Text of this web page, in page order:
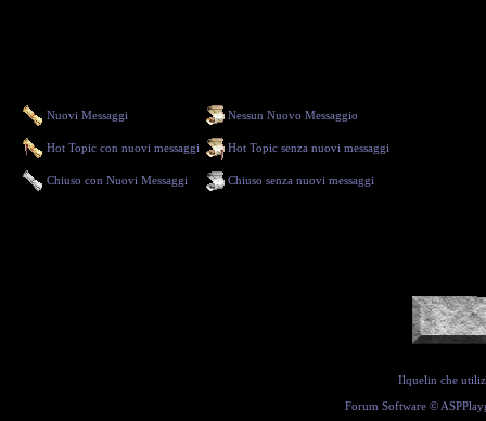
Nuovi Messaggi Nessun Nuovo Messaggio
Hot Topic con nuovi messaggi Hot Topic senza nuovi messaggi
Chiuso con Nuovi Messaggi Chiuso senza nuovi messaggi
Ilquelin che
Forum Software ©